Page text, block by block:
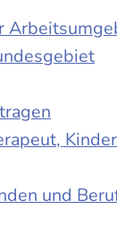
und